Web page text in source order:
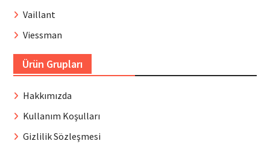
Vaillant
Viessman
Ürün Grupları
Hakkımızda
Kullanım Koşulları
Gizlilik Sözleşmesi